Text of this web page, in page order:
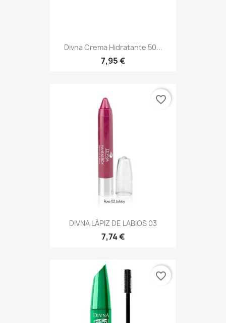
Divna Crema Hidratante 50...
7,95 €
DIVNA LÁPIZ DE LABIOS 03
7,74 €
favorite_border
favorite_border